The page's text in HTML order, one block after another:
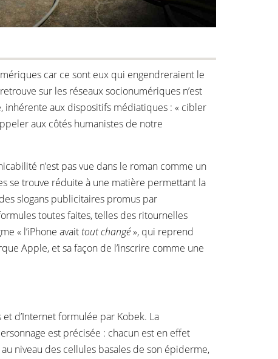
car ce sont eux qui engendreraient le
sur les réseaux socionumériques n’est
inhérente aux dispositifs médiatiques : « cibler
aux côtés humanistes de notre
n’est pas vue dans le roman comme un
se trouve réduite à une matière permettant la
slogans publicitaires promus par
toutes faites, telles des ritournelles
« l’iPhone avait tout changé», qui reprend
Apple, et sa façon de l’inscrire comme une
d’Internet formulée par Kobek. La
est précisée : chacun est en effet
niveau des cellules basales de son épiderme,